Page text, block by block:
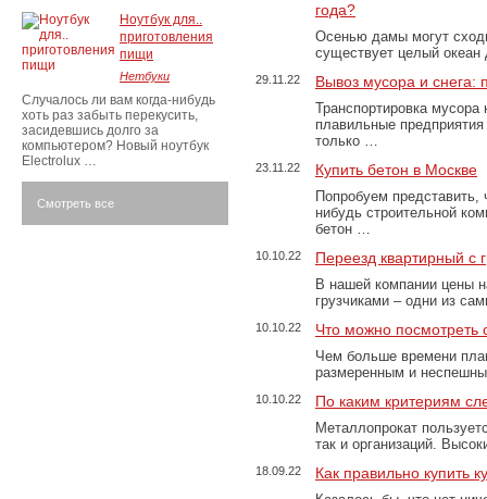
года?
Осенью дамы могут
существует целый
29.11.22 Вывоз мусора и
Транспортировка
плавильные
только …
23.11.22 Купить бетон в Москве
Попробуем представить,
нибудь строительной
бетон …
10.10.22 Переезд квартирный с
В нашей компании цены
грузчиками – одни из
10.10.22 Что можно посмотреть
Чем больше времени
размеренным и
10.10.22 По каким критериям
Металлопрокат
так и организаций.
18.09.22 Как правильно купить
Ноутбук для..
приготовления
пищи
Нетбуки
Случалось ли вам когда-нибудь
хоть раз забыть перекусить,
засидевшись долго за
компьютером? Новый ноутбук
Electrolux …
Смотреть все